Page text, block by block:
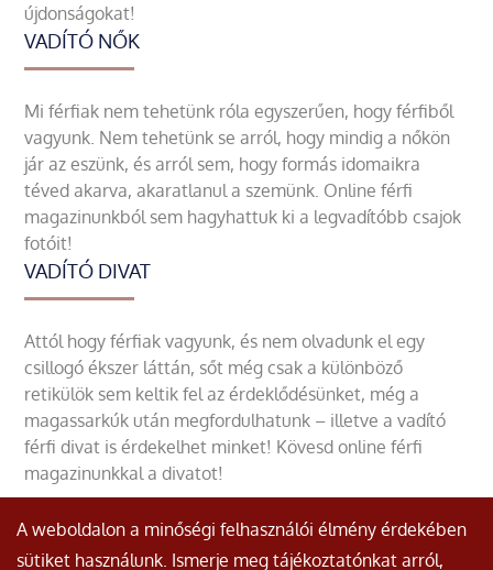
újdonságokat!
VADÍTÓ NŐK
Mi férfiak nem tehetünk róla egyszerűen, hogy férfiből
vagyunk. Nem tehetünk se arról, hogy mindig a nőkön
jár az eszünk, és arról sem, hogy formás idomaikra
téved akarva, akaratlanul a szemünk. Online férfi
magazinunkból sem hagyhattuk ki a legvadítóbb csajok
fotóit!
VADÍTÓ DIVAT
Attól hogy férfiak vagyunk, és nem olvadunk el egy
csillogó ékszer láttán, sőt még csak a különböző
retikülök sem keltik fel az érdeklődésünket, még a
magassarkúk után megfordulhatunk – illetve a vadító
férfi divat is érdekelhet minket! Kövesd online férfi
magazinunkkal a divatot!
A weboldalon a minőségi felhasználói élmény érdekében
sütiket használunk. Ismerje meg tájékoztatónkat arról,